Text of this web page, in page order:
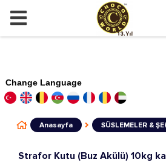
Change Language
Anasayfa SÜSLEMELER &
Strafor Kutu (Buz Akülü) 10kg